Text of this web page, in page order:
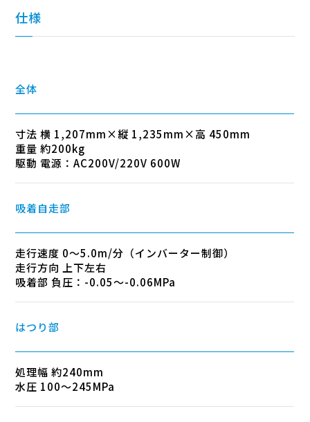
仕様
全体
寸法 横 1,207mm×縦 1,235mm×高 450mm
重量 約200kg
駆動 電源：AC200V/220V 600W
吸着自走部
走行速度 0～5.0m/分（インバーター制御）
走行方向 上下左右
吸着部 負圧：-0.05～-0.06MPa
はつり部
処理幅 約240mm
水圧 100～245MPa